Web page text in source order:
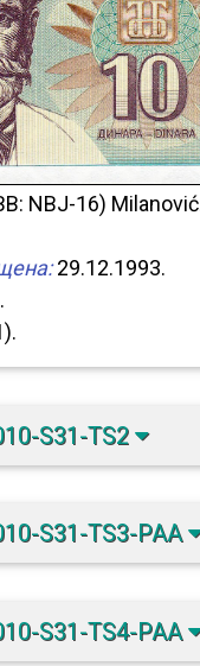
NBJ-16)
29.12.1993.
S31-TS2
S31-TS3-PAA
S31-TS4-PAA